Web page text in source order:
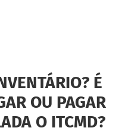
É
OU PAGAR
O ITCMD?